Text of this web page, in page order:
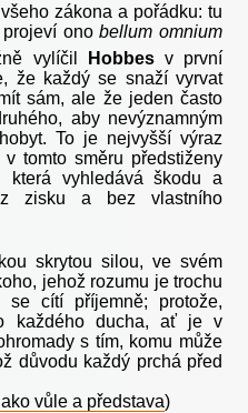
zákona a pořádku: tu
projeví onobellum omnium
vylíčil Hobbesv první
že každý se snaží vyrvat
sám, ale že jeden často
aby nevýznamným
To je nejvyšší výraz
tomto směru předstiženy
která vyhledává škodu a
zisku a bez vlastního
skrytou silou, ve svém
jehož rozumu je trochu
cítí příjemně; protože,
každého ducha, ať je v
s tím, komu může
důvodu každý prchá před
vůle a představa)